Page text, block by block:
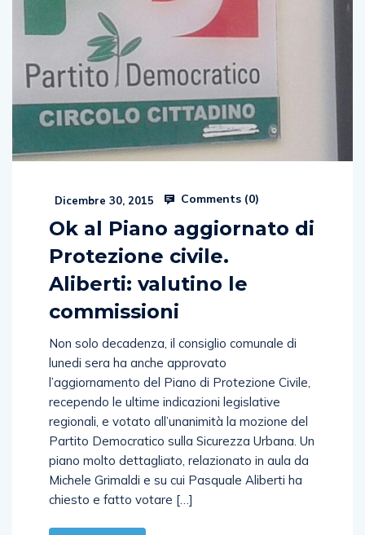
Dicembre 30, 2015 Comments (0)
Ok al Piano aggiornato di
Protezione civile.
Aliberti: valutino le
commissioni
Non solo decadenza, il consiglio comunale di
lunedi sera ha anche approvato
l’aggiornamento del Piano di Protezione Civile,
recependo le ultime indicazioni legislative
regionali, e votato all’unanimità la mozione del
Partito Democratico sulla Sicurezza Urbana. Un
piano molto dettagliato, relazionato in aula da
Michele Grimaldi e su cui Pasquale Aliberti ha
chiesto e fatto votare […]